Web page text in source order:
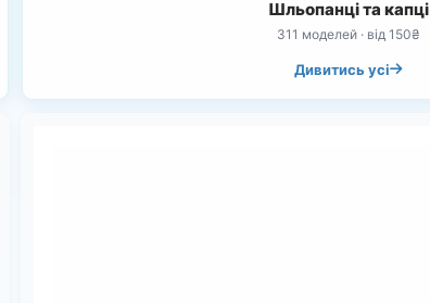
Шльопанці та капці
311 моделей · від 150₴
Дивитись усі